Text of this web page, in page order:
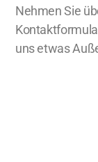
Nehmen Sie
uns etwas